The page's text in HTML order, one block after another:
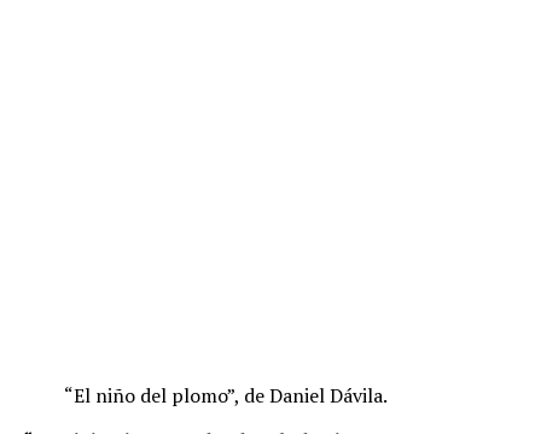
“El niño del plomo”, de Daniel Dávila.